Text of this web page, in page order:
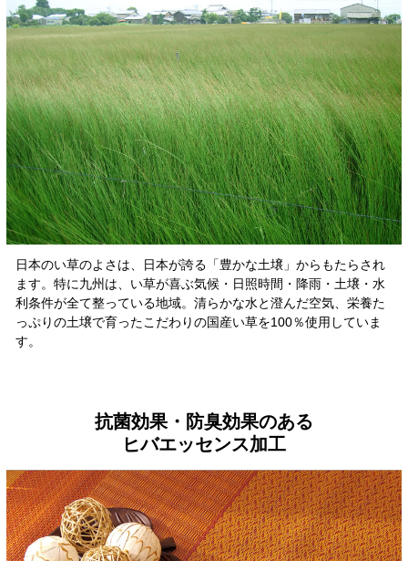
日本のい草のよさは、日本が誇る「豊かな土壌」からもたらされ
ます。特に九州は、い草が喜ぶ気候・日照時間・降雨・土壌・水
利条件が全て整っている地域。清らかな水と澄んだ空気、栄養た
っぷりの土壌で育ったこだわりの国産い草を100％使用していま
す。
抗菌効果・防臭効果のある
ヒバエッセンス加工